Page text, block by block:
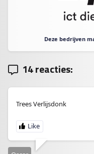
Deze bedrijven
14 reacties:
Trees Verlijsdonk